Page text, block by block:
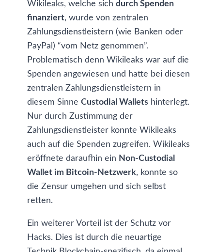
Wikileaks, welche sich durch Spenden
finanziert, wurde von zentralen
Zahlungsdienstleistern (wie Banken oder
PayPal) “vom Netz genommen”.
Problematisch denn Wikileaks war auf die
Spenden angewiesen und hatte bei diesen
zentralen Zahlungsdienstleistern in
diesem Sinne Custodial Wallets hinterlegt.
Nur durch Zustimmung der
Zahlungsdienstleister konnte Wikileaks
auch auf die Spenden zugreifen. Wikileaks
eröffnete daraufhin ein Non-Custodial
Wallet im Bitcoin-Netzwerk, konnte so
die Zensur umgehen und sich selbst
retten.
Ein weiterer Vorteil ist der Schutz vor
Hacks. Dies ist durch die neuartige